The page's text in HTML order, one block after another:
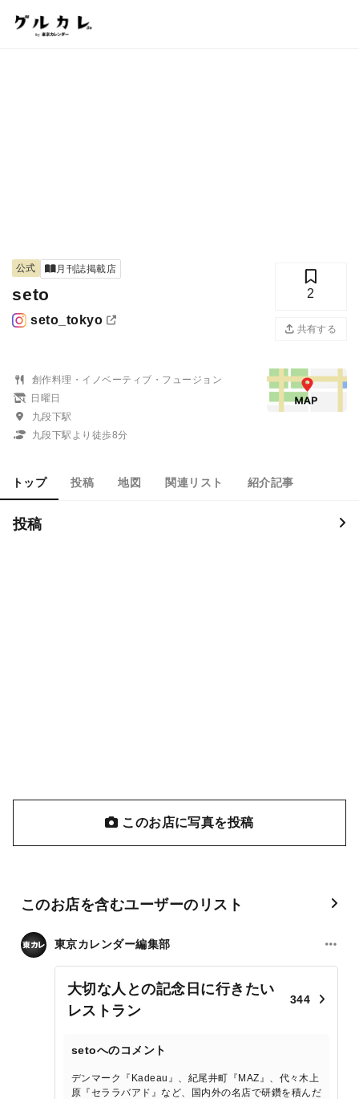
公式 月刊誌掲載店
seto
seto_tokyo
2
共有する
創作料理・イノベーティブ・フュージョン
日曜日
九段下駅
九段下駅より徒歩8分
トップ 投稿 地図 関連リスト 紹介記事
投稿
このお店に写真を投稿
このお店を含むユーザーのリスト
東京カレンダー編集部
大切な人との記念日に行きたい
レストラン
344
setoへのコメント
デンマーク『Kadeau』、紀尾井町『MAZ』、代々木上
原『セララバアド』など、国内外の名店で研鑽を積んだ